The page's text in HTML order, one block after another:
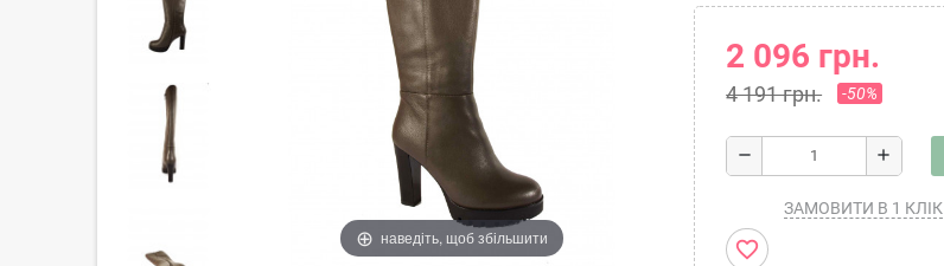
наведіть, щоб збільшити
2 096 грн.
4 191 грн. -50%
remove add
ЗАМОВИТИ В 1 КЛІК
favorite_border